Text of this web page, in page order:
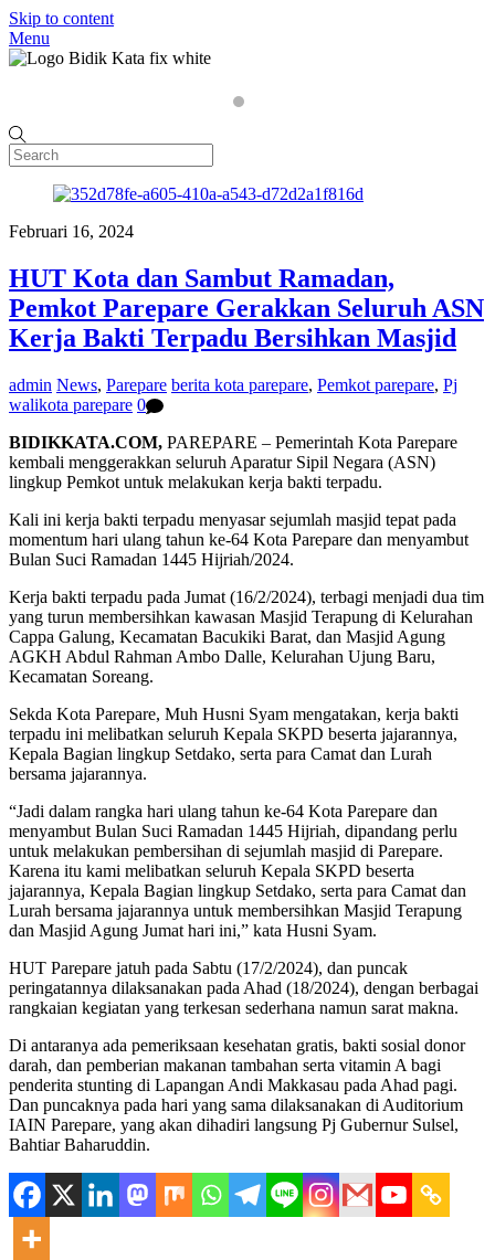
Skip to content
Menu
Februari 16, 2024
HUT Kota dan Sambut Ramadan,
Pemkot Parepare Gerakkan Seluruh ASN
Kerja Bakti Terpadu Bersihkan Masjid
admin News, Parepare berita kota parepare, Pemkot parepare, Pj
walikota parepare 0
BIDIKKATA.COM, PAREPARE – Pemerintah Kota Parepare
kembali menggerakkan seluruh Aparatur Sipil Negara (ASN)
lingkup Pemkot untuk melakukan kerja bakti terpadu.
Kali ini kerja bakti terpadu menyasar sejumlah masjid tepat pada
momentum hari ulang tahun ke-64 Kota Parepare dan menyambut
Bulan Suci Ramadan 1445 Hijriah/2024.
Kerja bakti terpadu pada Jumat (16/2/2024), terbagi menjadi dua tim
yang turun membersihkan kawasan Masjid Terapung di Kelurahan
Cappa Galung, Kecamatan Bacukiki Barat, dan Masjid Agung
AGKH Abdul Rahman Ambo Dalle, Kelurahan Ujung Baru,
Kecamatan Soreang.
Sekda Kota Parepare, Muh Husni Syam mengatakan, kerja bakti
terpadu ini melibatkan seluruh Kepala SKPD beserta jajarannya,
Kepala Bagian lingkup Setdako, serta para Camat dan Lurah
bersama jajarannya.
“Jadi dalam rangka hari ulang tahun ke-64 Kota Parepare dan
menyambut Bulan Suci Ramadan 1445 Hijriah, dipandang perlu
untuk melakukan pembersihan di sejumlah masjid di Parepare.
Karena itu kami melibatkan seluruh Kepala SKPD beserta
jajarannya, Kepala Bagian lingkup Setdako, serta para Camat dan
Lurah bersama jajarannya untuk membersihkan Masjid Terapung
dan Masjid Agung Jumat hari ini,” kata Husni Syam.
HUT Parepare jatuh pada Sabtu (17/2/2024), dan puncak
peringatannya dilaksanakan pada Ahad (18/2024), dengan berbagai
rangkaian kegiatan yang terkesan sederhana namun sarat makna.
Di antaranya ada pemeriksaan kesehatan gratis, bakti sosial donor
darah, dan pemberian makanan tambahan serta vitamin A bagi
penderita stunting di Lapangan Andi Makkasau pada Ahad pagi.
Dan puncaknya pada hari yang sama dilaksanakan di Auditorium
IAIN Parepare, yang akan dihadiri langsung Pj Gubernur Sulsel,
Bahtiar Baharuddin.